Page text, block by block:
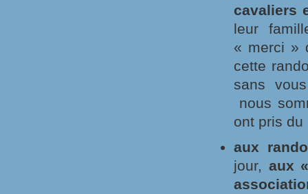
cavaliers
leur
« merci »
cette
sans
nous
ont pris du
aux
jour, aux